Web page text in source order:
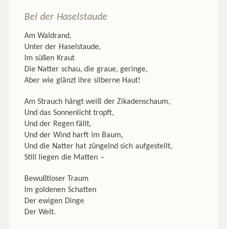
Bei der Haselstaude
Am Waldrand,
Unter der Haselstaude,
Im süßen Kraut
Die Natter schau, die graue, geringe,
Aber wie glänzt ihre silberne Haut!
Am Strauch hängt weiß der Zikadenschaum,
Und das Sonnenlicht tropft,
Und der Regen fällt,
Und der Wind harft im Baum,
Und die Natter hat züngelnd sich aufgestellt,
Still liegen die Matten –
Bewußtloser Traum
Im goldenen Schatten
Der ewigen Dinge
Der Welt.